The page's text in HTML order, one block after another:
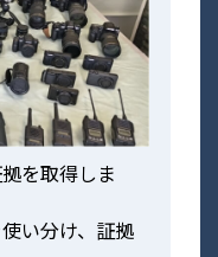
を取得しま
い分け、証拠